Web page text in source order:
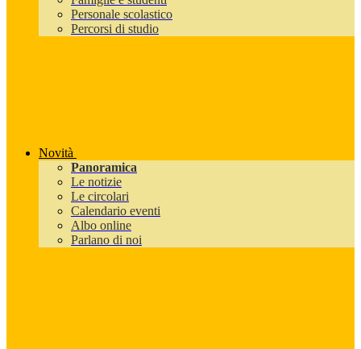
Personale scolastico
Percorsi di studio
Novità
Panoramica
Le notizie
Le circolari
Calendario eventi
Albo online
Parlano di noi